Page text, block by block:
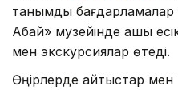
танымдық
Абай» музейінде ашық
мен экскурсиялар өтеді.
Өңірлерде айтыстар